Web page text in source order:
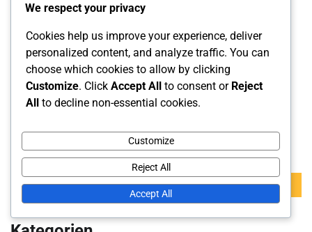
Kontakt aufnehmen
Blogarchiv
Über uns
Suche
Search
We respect your privacy
Cookies help us improve your experience, deliver
personalized content, and analyze traffic. You can
choose which cookies to allow by clicking
Customize. Click Accept All to consent or Reject
All to decline non-essential cookies.
Customize
Reject All
Accept All